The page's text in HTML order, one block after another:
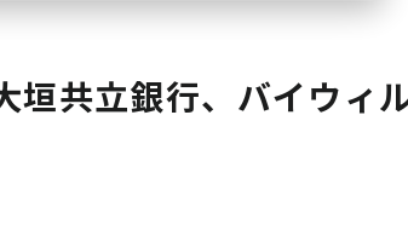
垣共立銀行、バイウィ